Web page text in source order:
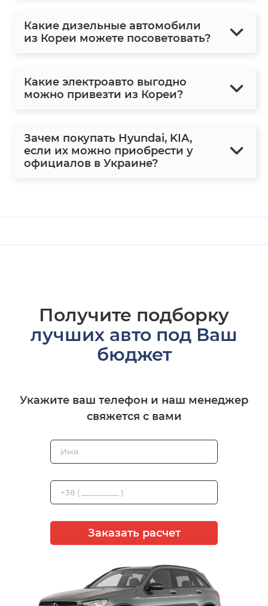
Какие дизельные автомобили
из Кореи можете посоветовать?
Какие электроавто выгодно
можно привезти из Кореи?
Зачем покупать Hyundai, KIA,
если их можно приобрести у
официалов в Украине?
Получите подборку
лучших авто под Ваш
бюджет
Укажите ваш телефон и наш менеджер
свяжется с вами
Заказать расчет